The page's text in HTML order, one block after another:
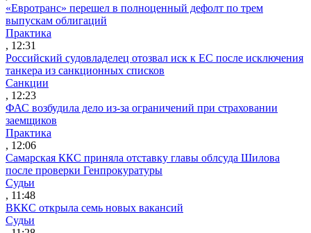
«Евротранс» перешел в полноценный дефолт по трем
выпускам облигаций
Практика
, 12:31
Российский судовладелец отозвал иск к ЕС после исключения
танкера из санкционных списков
Санкции
, 12:23
ФАС возбудила дело из-за ограничений при страховании
заемщиков
Практика
, 12:06
Самарская ККС приняла отставку главы облсуда Шилова
после проверки Генпрокуратуры
Судьи
, 11:48
ВККС открыла семь новых вакансий
Судьи